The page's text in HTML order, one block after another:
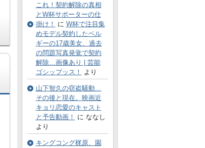
これ！契約解除の真相
とW杯サポーターの仕
掛け！
に W杯で注目集
めモデル契約したベル
ギーの17歳美女、過去
の問題写真発覚で契約
解除…画像あり | 芸能
ゴシップッス！
より
山下智久の窃盗騒動…
その後と現在。映画近
キョリ恋愛のキャスト
と予告動画！
に ななし
より
キングコング梶原、園